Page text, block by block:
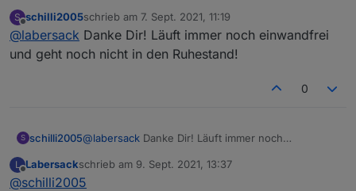
nur der C26.
Ausgetauscht, Schalter gestestet, für gut befunden
und zur Post gebracht.
S
Offline
schilli2005schrieb am 7. Sept. 2021, 11:19
zuletzt editiert von
@labersack Danke Dir! Läuft immer noch einwandfrei
und geht noch nicht in den Ruhestand!
0
S schilli2005@labersack Danke Dir! Läuft immer noch
L
Offline
Labersackschrieb am 9. Sept. 2021, 13:37
zuletzt editiert von
@schilli2005